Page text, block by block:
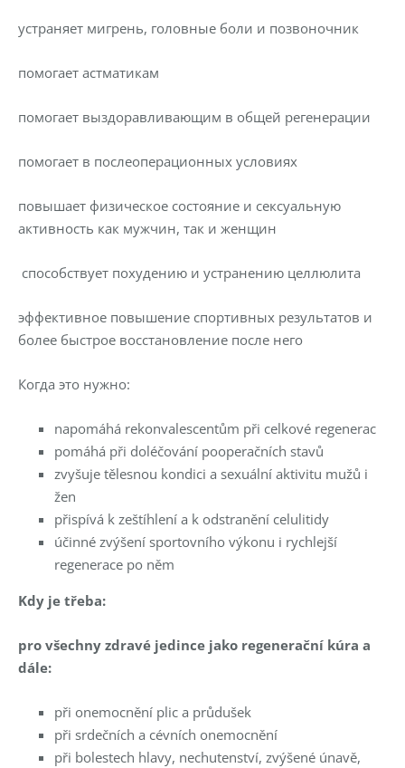
устраняет мигрень, головные боли и позвоночник
помогает астматикам
помогает выздоравливающим в общей регенерации
помогает в послеоперационных условиях
повышает физическое состояние и сексуальную
активность как мужчин, так и женщин
способствует похудению и устранению целлюлита
эффективное повышение спортивных результатов и
более быстрое восстановление после него
Когда это нужно:
napomáhá rekonvalescentům při celkové regenerac
pomáhá při doléčování pooperačních stavů
zvyšuje tělesnou kondici a sexuální aktivitu mužů i
žen
přispívá k zeštíhlení a k odstranění celulitidy
účinné zvýšení sportovního výkonu i rychlejší
regenerace po něm
Kdy je třeba:
pro všechny zdravé jedince jako regenerační kúra a
dále:
při onemocnění plic a průdušek
při srdečních a cévních onemocnění
při bolestech hlavy, nechutenství, zvýšené únavě,